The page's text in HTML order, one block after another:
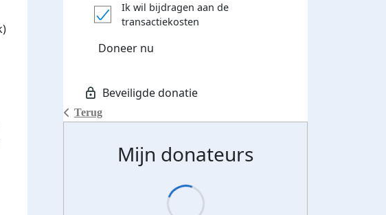
Terug
Ik wil bijdragen aan de
transactiekosten
Doneer nu
Mijn donateurs